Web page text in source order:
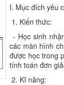
I. Mục đích yêu
1. Kiến thức:
- Học sinh
các màn hình
được học trong
tính toán đơn
2. Kĩ năng: